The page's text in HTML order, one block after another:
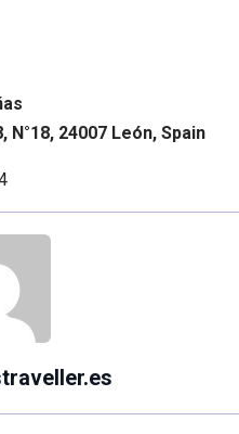
N°18, 24007 León, Spain